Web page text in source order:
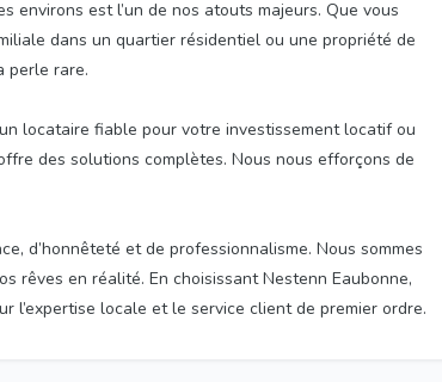
environs est l’un de nos atouts majeurs. Que vous
dans un quartier résidentiel ou une propriété de
perle rare.
locataire fiable pour votre investissement locatif ou
des solutions complètes. Nous nous efforçons de
d’honnêteté et de professionnalisme. Nous sommes
rêves en réalité. En choisissant Nestenn Eaubonne,
l’expertise locale et le service client de premier ordre.